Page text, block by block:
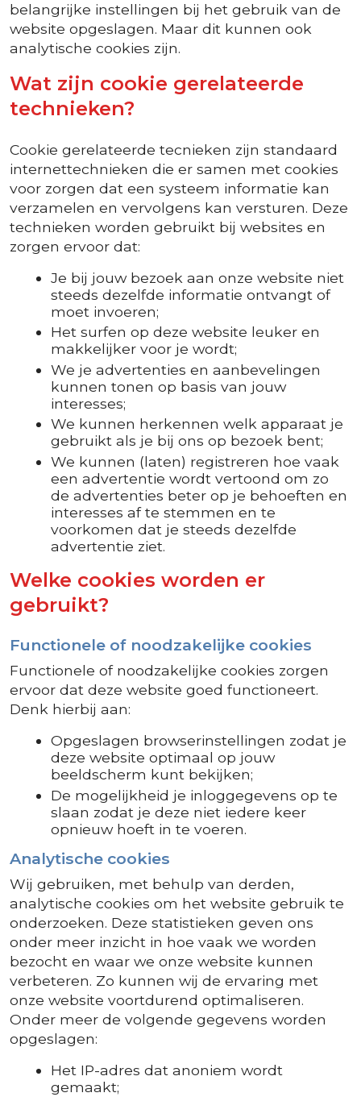
belangrijke instellingen bij het gebruik van de
website opgeslagen. Maar dit kunnen ook
analytische cookies zijn.
Wat zijn cookie gerelateerde
technieken?
Cookie gerelateerde tecnieken zijn standaard
internettechnieken die er samen met cookies
voor zorgen dat een systeem informatie kan
verzamelen en vervolgens kan versturen. Deze
technieken worden gebruikt bij websites en
zorgen ervoor dat:
Je bij jouw bezoek aan onze website niet
steeds dezelfde informatie ontvangt of
moet invoeren;
Het surfen op deze website leuker en
makkelijker voor je wordt;
We je advertenties en aanbevelingen
kunnen tonen op basis van jouw
interesses;
We kunnen herkennen welk apparaat je
gebruikt als je bij ons op bezoek bent;
We kunnen (laten) registreren hoe vaak
een advertentie wordt vertoond om zo
de advertenties beter op je behoeften en
interesses af te stemmen en te
voorkomen dat je steeds dezelfde
advertentie ziet.
Welke cookies worden er
gebruikt?
Functionele of noodzakelijke cookies
Functionele of noodzakelijke cookies zorgen
ervoor dat deze website goed functioneert.
Denk hierbij aan:
Opgeslagen browserinstellingen zodat je
deze website optimaal op jouw
beeldscherm kunt bekijken;
De mogelijkheid je inloggegevens op te
slaan zodat je deze niet iedere keer
opnieuw hoeft in te voeren.
Analytische cookies
Wij gebruiken, met behulp van derden,
analytische cookies om het website gebruik te
onderzoeken. Deze statistieken geven ons
onder meer inzicht in hoe vaak we worden
bezocht en waar we onze website kunnen
verbeteren. Zo kunnen wij de ervaring met
onze website voortdurend optimaliseren.
Onder meer de volgende gegevens worden
opgeslagen:
Het IP-adres dat anoniem wordt
gemaakt;